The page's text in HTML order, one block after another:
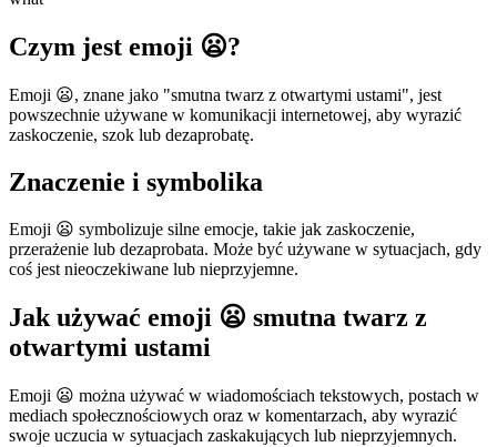
Czym jest emoji 😦?
Emoji 😦, znane jako "smutna twarz z otwartymi ustami", jest
powszechnie używane w komunikacji internetowej, aby wyrazić
zaskoczenie, szok lub dezaprobatę.
Znaczenie i symbolika
Emoji 😦 symbolizuje silne emocje, takie jak zaskoczenie,
przerażenie lub dezaprobata. Może być używane w sytuacjach, gdy
coś jest nieoczekiwane lub nieprzyjemne.
Jak używać emoji 😦 smutna twarz z
otwartymi ustami
Emoji 😦 można używać w wiadomościach tekstowych, postach w
mediach społecznościowych oraz w komentarzach, aby wyrazić
swoje uczucia w sytuacjach zaskakujących lub nieprzyjemnych.